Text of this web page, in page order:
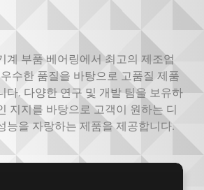
계 부품 베어링에서 최고의 제조업
수한 품질을 바탕으로 고품질 제품
다. 다양한 연구 및 개발 팀을 보유하
지지를 바탕으로 고객이 원하는 디
능을 자랑하는 제품을 제공합니다.